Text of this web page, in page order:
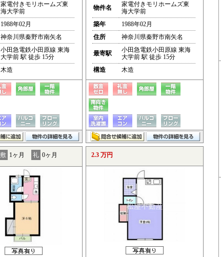
家電付きモリホームズ東
海大学前
1988年02月
神奈川県秦野市南矢名
小田急電鉄小田原線 東海
大学前 駅 徒歩 15分
木造
物件名
家電付きモリホームズ東
海大学前
築年
1988年02月
住所
神奈川県秦野市南矢名
最寄駅
小田急電鉄小田原線 東海
大学前 駅 徒歩 15分
構造
木造
敷 1ヶ月 礼 0ヶ月 2.3 万円